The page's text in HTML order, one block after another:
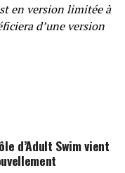
en version limitée à
d’une version
d’Adult Swim vient